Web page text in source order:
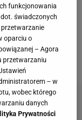
zwyciężył
z Polaków
cała stawka
się finał
funkcjonowania
świadczonych
przetwarzanie
oparciu o
– Agora
przetwarzaniu
– w
wobec którego
danych
Prywatności